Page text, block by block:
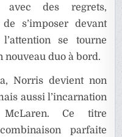
avec des regrets,
s’imposer devant
se tourne
nouveau duo à bord.
Norris devient non
aussi l’incarnation
Ce titre
parfaite